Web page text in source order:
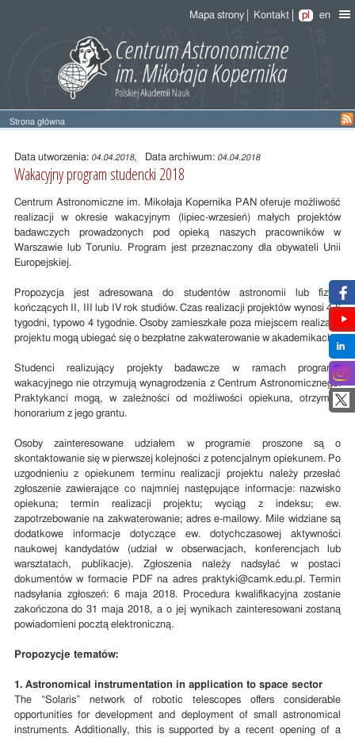
Mapa strony Kontakt pl en
Strona główna
Treść
wpisuData utworzenia: 04.04.2018, Data archiwum: 04.04.2018
Wakacyjny program studencki 2018
Centrum Astronomiczne im. Mikołaja Kopernika PAN oferuje możliwość
realizacji w okresie wakacyjnym (lipiec-wrzesień) małych projektów
badawczych prowadzonych pod opieką naszych pracowników w
Warszawie lub Toruniu. Program jest przeznaczony dla obywateli Unii
Europejskiej.
Propozycja jest adresowana do studentów astronomii lub fizyki
kończących II, III lub IV rok studiów. Czas realizacji projektów wynosi 4-6
tygodni, typowo 4 tygodnie. Osoby zamieszkałe poza miejscem realizacji
projektu mogą ubiegać się o bezpłatne zakwaterowanie w akademikach.
Studenci realizujący projekty badawcze w ramach programu
wakacyjnego nie otrzymują wynagrodzenia z Centrum Astronomicznego.
Praktykanci mogą, w zależności od możliwości opiekuna, otrzymać
honorarium z jego grantu.
Osoby zainteresowane udziałem w programie proszone są o
skontaktowanie się w pierwszej kolejności z potencjalnym opiekunem. Po
uzgodnieniu z opiekunem terminu realizacji projektu należy przesłać
zgłoszenie zawierające co najmniej następujące informacje: nazwisko
opiekuna; termin realizacji projektu; wyciąg z indeksu; ew.
zapotrzebowanie na zakwaterowanie; adres e-mailowy. Mile widziane są
dodatkowe informacje dotyczące ew. dotychczasowej aktywności
naukowej kandydatów (udział w obserwacjach, konferencjach lub
warsztatach, publikacje). Zgłoszenia należy nadsyłać w postaci
dokumentów w formacie PDF na adres praktyki@camk.edu.pl. Termin
nadsyłania zgłoszeń: 6 maja 2018. Procedura kwalifikacyjna zostanie
zakończona do 31 maja 2018, a o jej wynikach zainteresowani zostaną
powiadomieni pocztą elektroniczną.
Propozycje tematów:
1. Astronomical instrumentation in application to space sector
The “Solaris” network of robotic telescopes offers considerable
opportunities for development and deployment of small astronomical
instruments. Additionally, this is supported by a recent opening of a